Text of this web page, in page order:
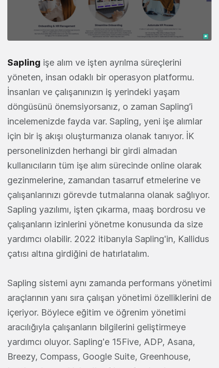
Sapling işe alım ve işten ayrılma süreçlerini
yöneten, insan odaklı bir operasyon platformu.
İnsanları ve çalışanınızın iş yerindeki yaşam
döngüsünü önemsiyorsanız, o zaman Sapling’i
incelemenizde fayda var. Sapling, yeni işe alımlar
için bir iş akışı oluşturmanıza olanak tanıyor. İK
personelinizden herhangi bir girdi almadan
kullanıcıların tüm işe alım sürecinde online olarak
gezinmelerine, zamandan tasarruf etmelerine ve
çalışanlarınızı görevde tutmalarına olanak sağlıyor.
Sapling yazılımı, işten çıkarma, maaş bordrosu ve
çalışanların izinlerini yönetme konusunda da size
yardımcı olabilir. 2022 itibarıyla Sapling'in, Kallidus
çatısı altına girdiğini de hatırlatalım.
Sapling sistemi aynı zamanda performans yönetimi
araçlarının yanı sıra çalışan yönetimi özelliklerini de
içeriyor. Böylece eğitim ve öğrenim yönetimi
aracılığıyla çalışanların bilgilerini geliştirmeye
yardımcı oluyor. Sapling'e 15Five, ADP, Asana,
Breezy, Compass, Google Suite, Greenhouse,